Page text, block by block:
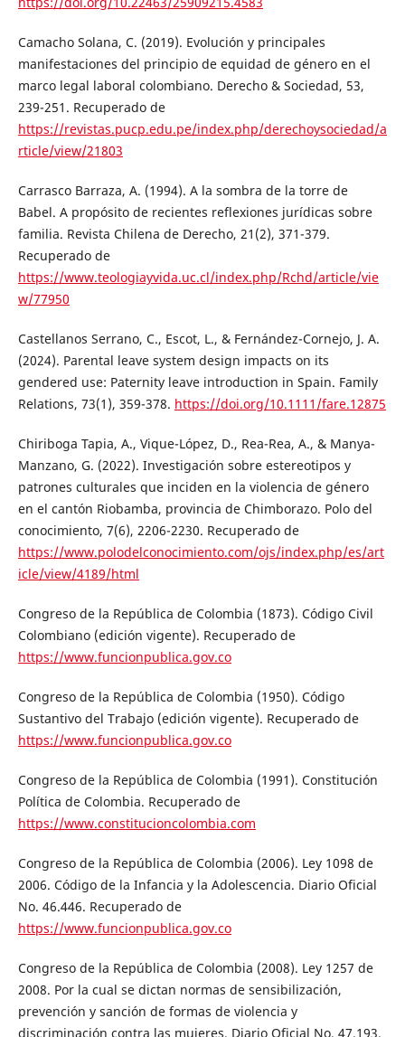
Camacho Solana, C. (2019). Evolución y principales
manifestaciones del principio de equidad de género en el
marco legal laboral colombiano. Derecho & Sociedad, 53,
239-251. Recuperado de
https://revistas.pucp.edu.pe/index.php/derechoysociedad/a
rticle/view/21803
Carrasco Barraza, A. (1994). A la sombra de la torre de
Babel. A propósito de recientes reflexiones jurídicas sobre
familia. Revista Chilena de Derecho, 21(2), 371-379.
Recuperado de
https://www.teologiayvida.uc.cl/index.php/Rchd/article/vie
w/77950
Castellanos Serrano, C., Escot, L., & Fernández-Cornejo, J. A.
(2024). Parental leave system design impacts on its
gendered use: Paternity leave introduction in Spain. Family
Relations, 73(1), 359-378. https://doi.org/10.1111/fare.12875
Chiriboga Tapia, A., Vique-López, D., Rea-Rea, A., & Manya-
Manzano, G. (2022). Investigación sobre estereotipos y
patrones culturales que inciden en la violencia de género
en el cantón Riobamba, provincia de Chimborazo. Polo del
conocimiento, 7(6), 2206-2230. Recuperado de
https://www.polodelconocimiento.com/ojs/index.php/es/art
icle/view/4189/html
Congreso de la República de Colombia (1873). Código Civil
Colombiano (edición vigente). Recuperado de
https://www.funcionpublica.gov.co
Congreso de la República de Colombia (1950). Código
Sustantivo del Trabajo (edición vigente). Recuperado de
https://www.funcionpublica.gov.co
Congreso de la República de Colombia (1991). Constitución
Política de Colombia. Recuperado de
https://www.constitucioncolombia.com
Congreso de la República de Colombia (2006). Ley 1098 de
2006. Código de la Infancia y la Adolescencia. Diario Oficial
No. 46.446. Recuperado de
https://www.funcionpublica.gov.co
Congreso de la República de Colombia (2008). Ley 1257 de
2008. Por la cual se dictan normas de sensibilización,
prevención y sanción de formas de violencia y
discriminación contra las mujeres. Diario Oficial No. 47.193.